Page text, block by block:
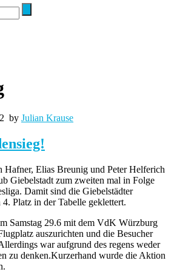
by Julian Krause
Elias Breunig und Peter Helferich
Giebelstadt zum zweiten mal in Folge
Damit sind die Giebelstädter
Platz in der Tabelle geklettert.
Samstag 29.6 mit dem VdK Würzburg
auszurichten und die Besucher
war aufgrund des regens weder
zu denken.Kurzerhand wurde die Aktion